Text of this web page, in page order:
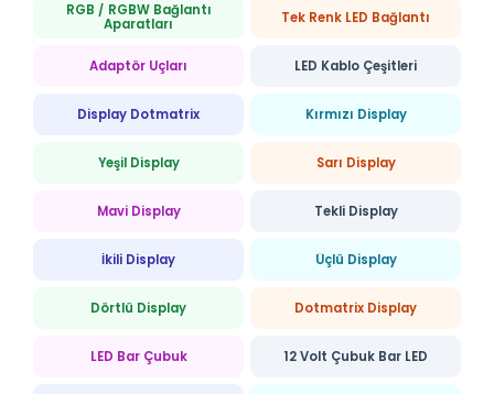
RGB / RGBW Bağlantı
Aparatları
Tek Renk LED Bağlantı
Adaptör Uçları LED Kablo Çeşitleri
Display Dotmatrix Kırmızı Display
Yeşil Display Sarı Display
Mavi Display Tekli Display
İkili Display Üçlü Display
Dörtlü Display Dotmatrix Display
LED Bar Çubuk 12 Volt Çubuk Bar LED